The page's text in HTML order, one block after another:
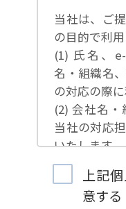
当社は、ご
の目的で利用
(1) 氏名、
名・組織名
の対応の際に
(2) 会社名・
当社の対応
いたします。
(3) お問合せ
を行い、当
開発や、販
上記
意する